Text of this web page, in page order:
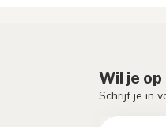
Wil je
Schrijf je in